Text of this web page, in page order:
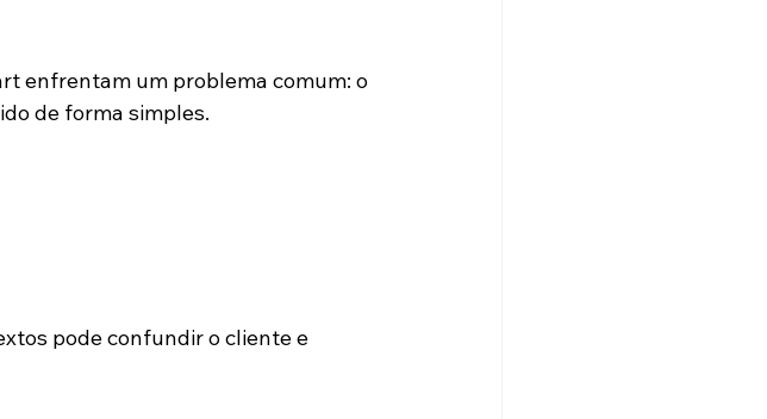
enfrentam um problema comum: o
de forma simples.
pode confundir o cliente e